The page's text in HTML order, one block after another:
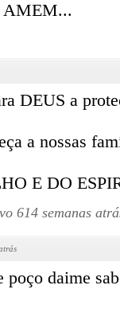
AMEM...
DEUS a
a nossas
E DO
614 semanas
poço daime